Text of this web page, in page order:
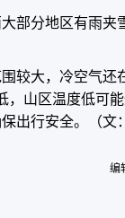
部分地区有雨夹
较大，冷空气还
，山区温度低可
出行安全。（文
编